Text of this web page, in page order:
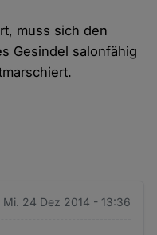
muss sich den
Gesindel salonfähig
Mi. 24 Dez 2014 - 13:36